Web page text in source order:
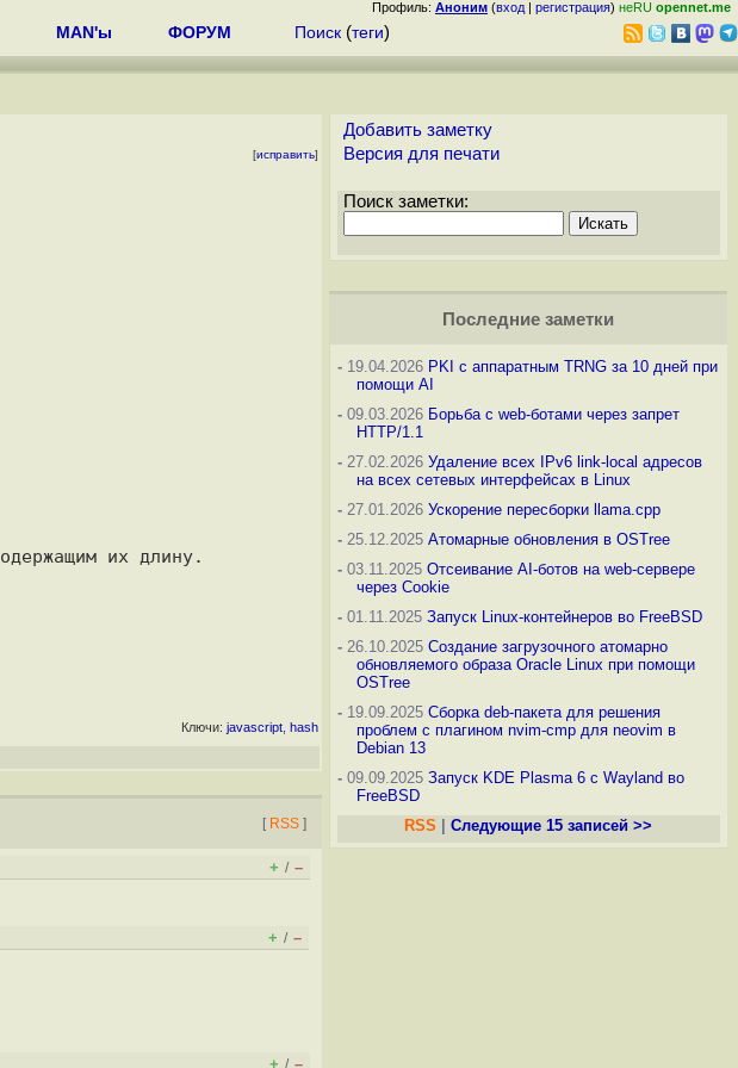
Профиль: Аноним (вход | регистрация) неRU opennet.me
MAN'ы ФОРУМ Поиск (теги)
[исправить]
их длину.
Ключи: javascript hash
[ RSS ]
+ / –
+ / –
+ / –
Добавить заметку
Версия для печати
Поиск заметки:
Последние заметки
-19.04.2026 PKI с аппаратным TRNG за 10 дней при
помощи AI
-09.03.2026 Борьба с web-ботами через запрет
HTTP/1.1
-27.02.2026 Удаление всех IPv6 link-local адресов
на всех сетевых интерфейсах в Linux
-27.01.2026 Ускорение пересборки llama.cpp
-25.12.2025 Атомарные обновления в OSTree
-03.11.2025 Отсеивание AI-ботов на web-сервере
через Cookie
-01.11.2025 Запуск Linux-контейнеров во FreeBSD
-26.10.2025 Создание загрузочного атомарно
обновляемого образа Oracle Linux при помощи
OSTree
-19.09.2025 Сборка deb-пакета для решения
проблем с плагином nvim-cmp для neovim в
Debian 13
-09.09.2025 Запуск KDE Plasma 6 с Wayland во
FreeBSD
RSS
Следующие 15 записей >>